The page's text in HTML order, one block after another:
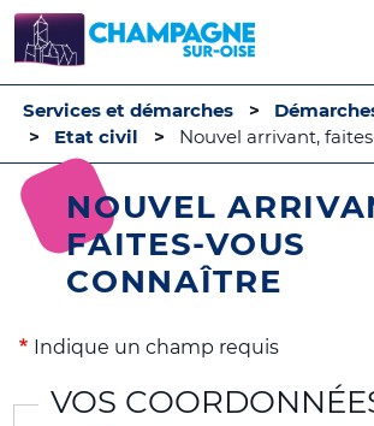
principal
Services et démarches
Etat civil
Nouvel arrivant,
NOUVEL
FAITES-VOUS
CONNAÎTRE
Indique un champ requis
VOS